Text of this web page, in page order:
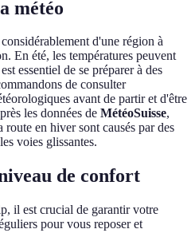
météo
d'une région à
En été, les températures peuvent
essentiel de se préparer à des
de consulter
avant de partir et d'être
les données de MétéoSuisse,
route en hiver sont causés par des
voies glissantes.
de confort
il est crucial de garantir votre
pour vous reposer et